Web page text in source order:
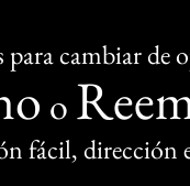
para cambiar de
o
fácil, dirección